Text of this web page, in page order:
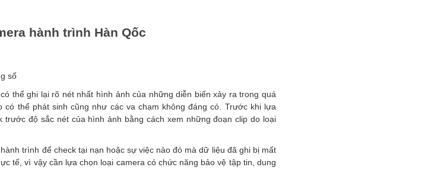
hành trình Hàn Qốc
số
thể ghi lại rõ nét nhất hình ảnh của những diễn biến xảy ra trong quá
thể phát sinh cũng như các va chạm không đáng có. Trước khi lựa
độ sắc nét của hình ảnh bằng cách xem những đoạn clip do loại
trình để check tại nạn hoặc sự việc nào đó mà dữ liệu đã ghi bị mất
tế, vì vậy cần lựa chọn loại camera có chức năng bảo vệ tập tin, dung